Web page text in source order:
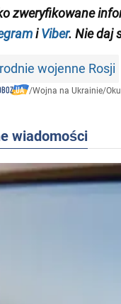
zweryfikowane
iViber. Nie daj
wojenne Rosji
/Wojna na Ukrainie/
wiadomości